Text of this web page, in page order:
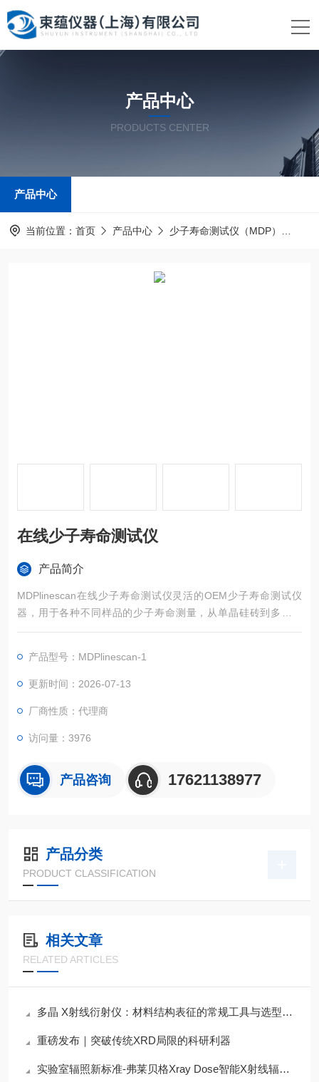
产品中心
PRODUCTS CENTER
产品中心
当前位置： 首页 产品中心 少子寿命测试仪（MDP）
在线少子寿命测试仪
产品简介
MDPlinescan在线少子寿命测试仪灵活的OEM少子寿命测试仪
器，用于各种不同样品的少子寿命测量，从单晶硅砖到多晶硅
砖，从生长的硅片到不同层或金属化的硅片的过程控制。标准的
产品型号：MDPlinescan-1
更新时间：2026-07-13
厂商性质：代理商
访问量：3976
产品咨询 17621138977
产品分类
PRODUCT CLASSIFICATION
相关文章
RELATED ARTICLES
多晶 X射线衍射仪：材料结构表征的常规工具与选型参考
重磅发布｜突破传统XRD局限的科研利器
实验室辐照新标准-弗莱贝格Xray Dose智能X射线辐照仪